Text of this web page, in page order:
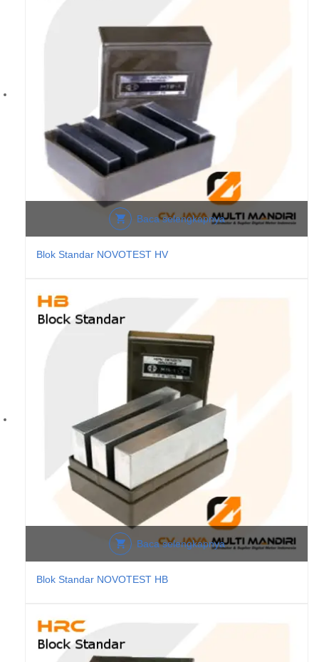
Baca selengkapnya
Blok Standar NOVOTEST HV
Baca selengkapnya
Blok Standar NOVOTEST HB